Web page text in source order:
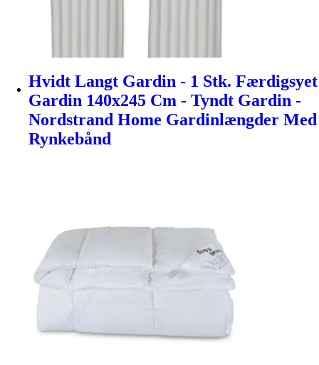
Hvidt Langt Gardin - 1 Stk. Færdigsyet
Gardin 140x245 Cm - Tyndt Gardin -
Nordstrand Home Gardinlængder Med
Rynkebånd